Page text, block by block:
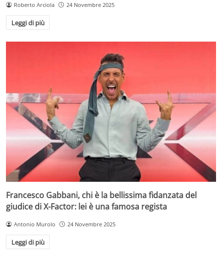
Roberto Arciola 24 Novembre 2025
Leggi di più
Francesco Gabbani, chi è la bellissima fidanzata del
giudice di X-Factor: lei è una famosa regista
Antonio Murolo 24 Novembre 2025
Leggi di più